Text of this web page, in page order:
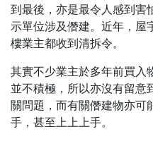
到最後，亦是最令人感到害
示單位涉及僭建。近年，屋
樓業主都收到清拆令。
其實不少業主於多年前買入
並不積極，所以亦沒有留意
關問題，而有關僭建物亦可
手，甚至上上上手。